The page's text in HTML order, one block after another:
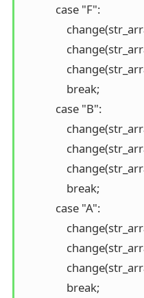
            case "F":
                break;
            case "B":
                break;
            case "A":
                break;